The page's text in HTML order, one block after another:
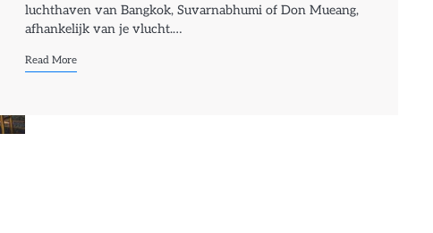
luchthaven van Bangkok, Suvarnabhumi of Don Mueang,
afhankelijk van je vlucht.…
Read More